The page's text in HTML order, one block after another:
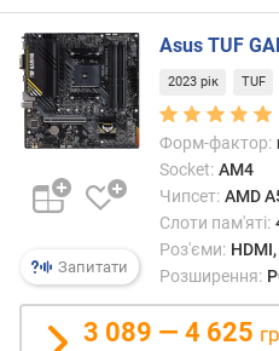
в
і
д
д
е
ш
е
в
д
о
д
Запитати
Asus TUF
2023 рік TUF
Форм-фактор:
Socket: AM4
Чипсет: AMD
Слоти пам'яті:
Роз'єми:
Розширення:
3 089 — 4 625